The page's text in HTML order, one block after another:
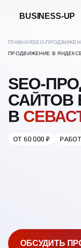
BUSINESS-UP
ГЛАВНАЯSEO-
ПРОДВИЖЕНИЕ В
SEO-
САЙТОВ
В
ОТ 60 000 ₽
ОБСУДИТЬ